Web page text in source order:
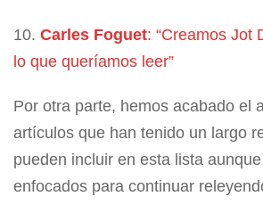
10. Carles Foguet: “Creamos Jot
lo que queríamos leer”
Por otra parte, hemos acabado el
artículos que han tenido un largo
pueden incluir en esta lista
enfocados para continuar